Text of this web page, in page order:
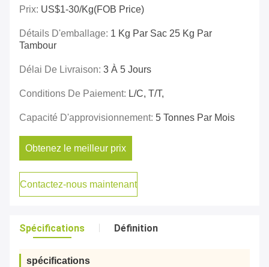
Prix: US$1-30/kg(FOB Price)
Détails D'emballage: 1 Kg Par Sac 25 Kg Par
Tambour
Délai De Livraison: 3 À 5 Jours
Conditions De Paiement: L/C, T/T,
Capacité D'approvisionnement: 5 Tonnes Par Mois
Obtenez le meilleur prix
Contactez-nous maintenant
Spécifications Définition
spécifications